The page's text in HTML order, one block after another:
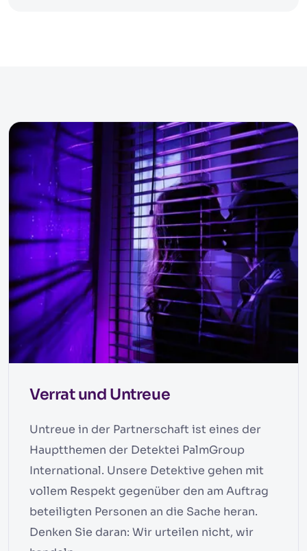
Verrat und Untreue
Untreue in der Partnerschaft ist eines der
Hauptthemen der Detektei PalmGroup
International. Unsere Detektive gehen mit
vollem Respekt gegenüber den am Auftrag
beteiligten Personen an die Sache heran.
Denken Sie daran: Wir urteilen nicht, wir